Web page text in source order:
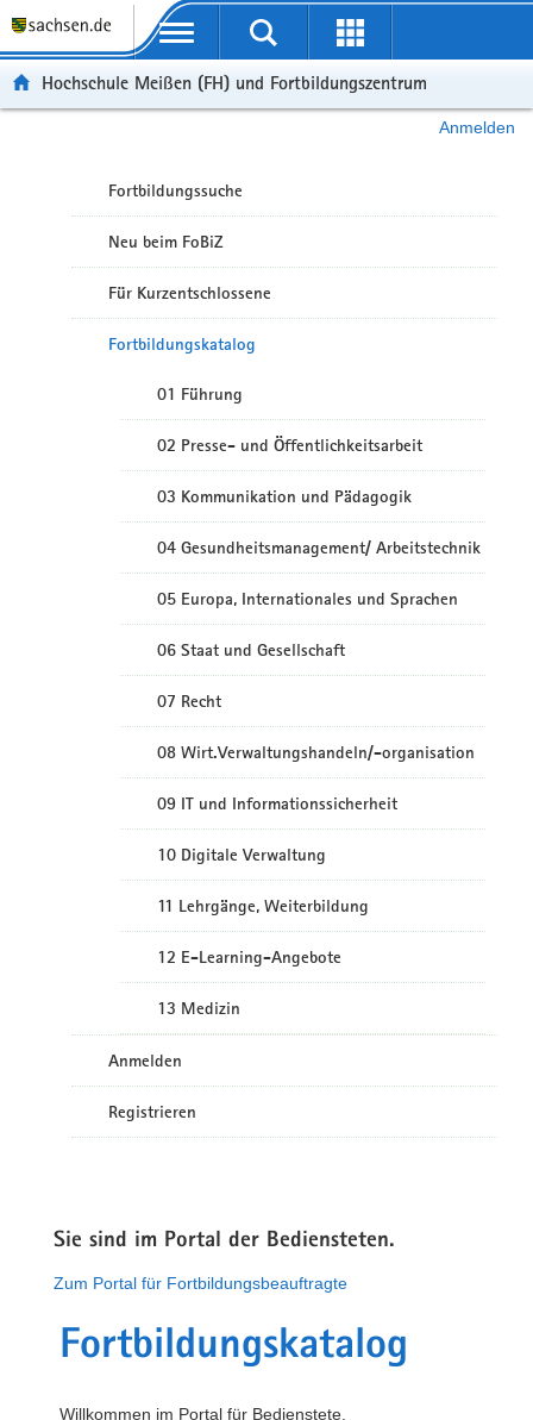
Portalübergreifende Navigation
Hochschule Meißen (FH) und Fortbildungszentrum
Anmelden
Fortbildungssuche
Neu beim FoBiZ
Für Kurzentschlossene
Fortbildungskatalog
01 Führung
02 Presse- und Öffentlichkeitsarbeit
03 Kommunikation und Pädagogik
04 Gesundheitsmanagement/ Arbeitstechnik
05 Europa, Internationales und Sprachen
06 Staat und Gesellschaft
07 Recht
08 Wirt.Verwaltungshandeln/-organisation
09 IT und Informationssicherheit
10 Digitale Verwaltung
11 Lehrgänge, Weiterbildung
12 E-Learning-Angebote
13 Medizin
Anmelden
Registrieren
Sie sind im Portal der Bediensteten.
Zum Portal für Fortbildungsbeauftragte
Fortbildungskatalog
Willkommen im Portal für Bedienstete.